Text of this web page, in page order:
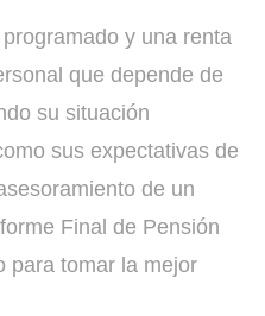
y una renta
que depende de
su situación
sus expectativas de
de un
Final de Pensión
para tomar la mejor